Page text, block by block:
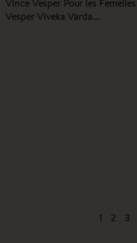
Vince Vesper Pour les
Vesper Viveka Varda
1 2 3